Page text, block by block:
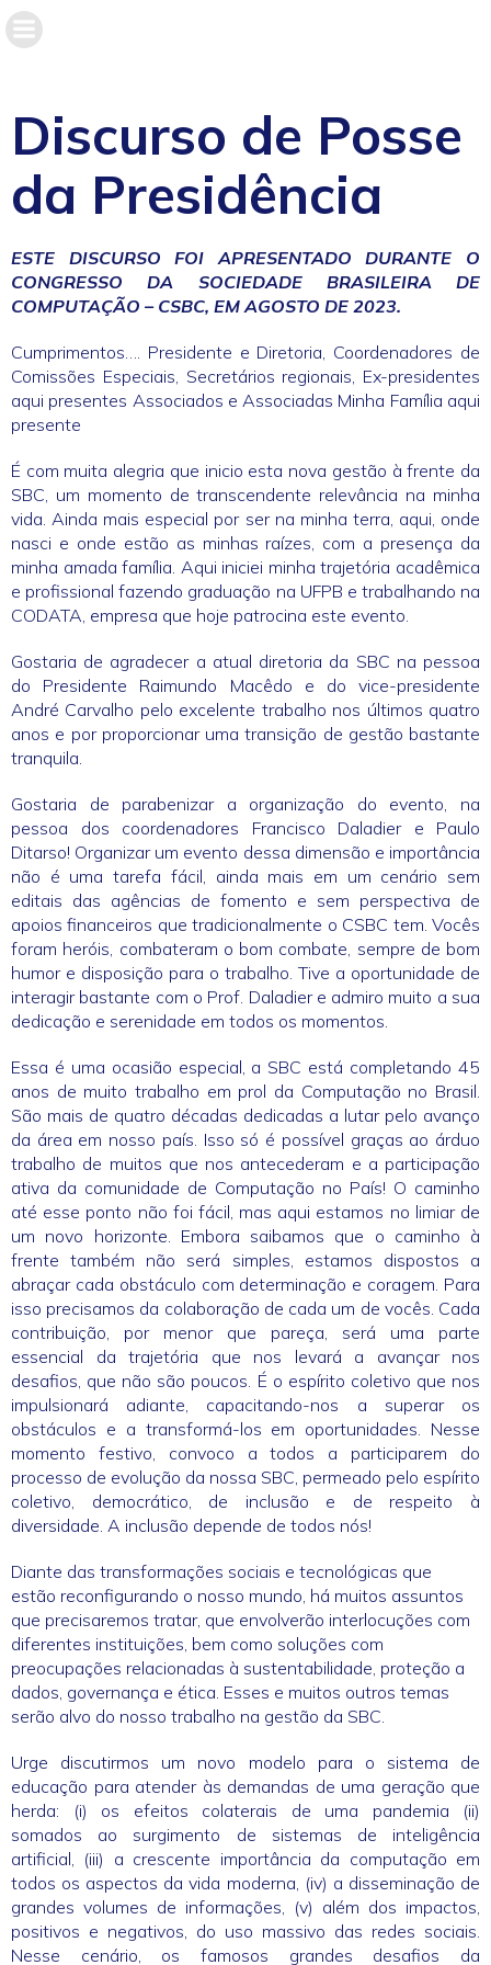
Discurso de Posse
da Presidência
ESTE DISCURSO FOI APRESENTADO DURANTE O
CONGRESSO DA SOCIEDADE BRASILEIRA DE
COMPUTAÇÃO – CSBC, EM AGOSTO DE 2023.
Cumprimentos…. Presidente e Diretoria, Coordenadores de
Comissões Especiais, Secretários regionais, Ex-presidentes
aqui presentes Associados e Associadas Minha Família aqui
presente
É com muita alegria que inicio esta nova gestão à frente da
SBC, um momento de transcendente relevância na minha
vida. Ainda mais especial por ser na minha terra, aqui, onde
nasci e onde estão as minhas raízes, com a presença da
minha amada família. Aqui iniciei minha trajetória acadêmica
e profissional fazendo graduação na UFPB e trabalhando na
CODATA, empresa que hoje patrocina este evento.
Gostaria de agradecer a atual diretoria da SBC na pessoa
do Presidente Raimundo Macêdo e do vice-presidente
André Carvalho pelo excelente trabalho nos últimos quatro
anos e por proporcionar uma transição de gestão bastante
tranquila.
Gostaria de parabenizar a organização do evento, na
pessoa dos coordenadores Francisco Daladier e Paulo
Ditarso! Organizar um evento dessa dimensão e importância
não é uma tarefa fácil, ainda mais em um cenário sem
editais das agências de fomento e sem perspectiva de
apoios financeiros que tradicionalmente o CSBC tem. Vocês
foram heróis, combateram o bom combate, sempre de bom
humor e disposição para o trabalho. Tive a oportunidade de
interagir bastante com o Prof. Daladier e admiro muito a sua
dedicação e serenidade em todos os momentos.
Essa é uma ocasião especial, a SBC está completando 45
anos de muito trabalho em prol da Computação no Brasil.
São mais de quatro décadas dedicadas a lutar pelo avanço
da área em nosso país. Isso só é possível graças ao árduo
trabalho de muitos que nos antecederam e a participação
ativa da comunidade de Computação no País! O caminho
até esse ponto não foi fácil, mas aqui estamos no limiar de
um novo horizonte. Embora saibamos que o caminho à
frente também não será simples, estamos dispostos a
abraçar cada obstáculo com determinação e coragem. Para
isso precisamos da colaboração de cada um de vocês. Cada
contribuição, por menor que pareça, será uma parte
essencial da trajetória que nos levará a avançar nos
desafios, que não são poucos. É o espírito coletivo que nos
impulsionará adiante, capacitando-nos a superar os
obstáculos e a transformá-los em oportunidades. Nesse
momento festivo, convoco a todos a participarem do
processo de evolução da nossa SBC, permeado pelo espírito
coletivo, democrático, de inclusão e de respeito à
diversidade. A inclusão depende de todos nós!
Diante das transformações sociais e tecnológicas que
estão reconfigurando o nosso mundo, há muitos assuntos
que precisaremos tratar, que envolverão interlocuções com
diferentes instituições, bem como soluções com
preocupações relacionadas à sustentabilidade, proteção a
dados, governança e ética. Esses e muitos outros temas
serão alvo do nosso trabalho na gestão da SBC.
Urge discutirmos um novo modelo para o sistema de
educação para atender às demandas de uma geração que
herda: (i) os efeitos colaterais de uma pandemia (ii)
somados ao surgimento de sistemas de inteligência
artificial, (iii) a crescente importância da computação em
todos os aspectos da vida moderna, (iv) a disseminação de
grandes volumes de informações, (v) além dos impactos,
positivos e negativos, do uso massivo das redes sociais.
Nesse cenário, os famosos grandes desafios da